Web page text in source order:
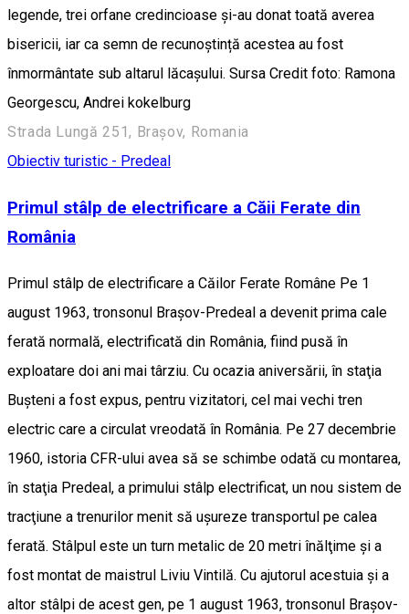
legende, trei orfane credincioase și-au donat toată averea
bisericii, iar ca semn de recunoștință acestea au fost
înmormântate sub altarul lăcașului. Sursa Credit foto: Ramona
Georgescu, Andrei kokelburg
Strada Lungă 251, Brașov, Romania
Obiectiv turistic - Predeal
Primul stâlp de electrificare a Căii Ferate din
România
Primul stâlp de electrificare a Căilor Ferate Române Pe 1
august 1963, tronsonul Braşov-Predeal a devenit prima cale
ferată normală, electrificată din România, fiind pusă în
exploatare doi ani mai târziu. Cu ocazia aniversării, în staţia
Buşteni a fost expus, pentru vizitatori, cel mai vechi tren
electric care a circulat vreodată în România. Pe 27 decembrie
1960, istoria CFR-ului avea să se schimbe odată cu montarea,
în staţia Predeal, a primului stâlp electrificat, un nou sistem de
tracţiune a trenurilor menit să uşureze transportul pe calea
ferată. Stâlpul este un turn metalic de 20 metri înălţime şi a
fost montat de maistrul Liviu Vintilă. Cu ajutorul acestuia şi a
altor stâlpi de acest gen, pe 1 august 1963, tronsonul Braşov-